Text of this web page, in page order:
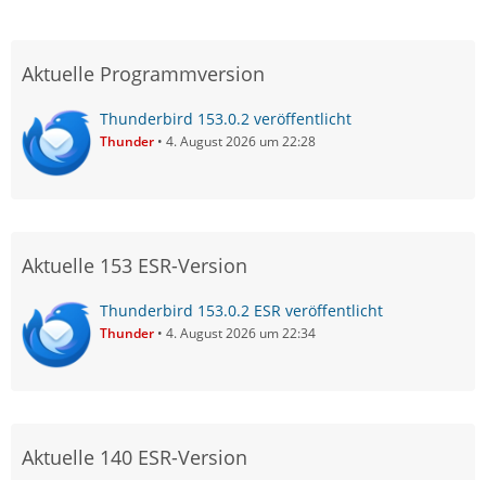
Aktuelle Programmversion
Thunderbird 153.0.2 veröffentlicht
Thunder 4. August 2026 um 22:28
Aktuelle 153 ESR-Version
Thunderbird 153.0.2 ESR veröffentlicht
Thunder 4. August 2026 um 22:34
Aktuelle 140 ESR-Version